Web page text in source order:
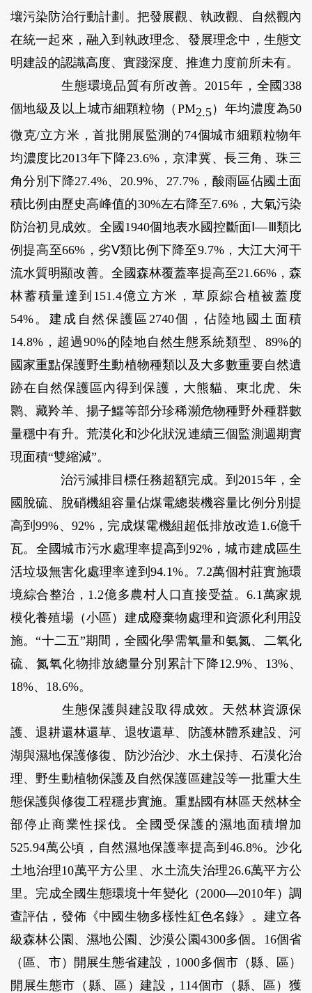
壤污染防治行動計劃。把發展觀、執政觀、自然觀內
在統一起來，融入到執政理念、發展理念中，生態文
明建設的認識高度、實踐深度、推進力度前所未有。
生態環境品質有所改善。2015年，全國338
個地級及以上城市細顆粒物（PM2.5）年均濃度為50
微克/立方米，首批開展監測的74個城市細顆粒物年
均濃度比2013年下降23.6%，京津冀、長三角、珠三
角分別下降27.4%、20.9%、27.7%，酸雨區佔國土面
積比例由歷史高峰值的30%左右降至7.6%，大氣污染
防治初見成效。全國1940個地表水國控斷面Ⅰ—Ⅲ類比
例提高至66%，劣Ⅴ類比例下降至9.7%，大江大河干
流水質明顯改善。全國森林覆蓋率提高至21.66%，森
林蓄積量達到151.4億立方米，草原綜合植被蓋度
54%。建成自然保護區2740個，佔陸地國土面積
14.8%，超過90%的陸地自然生態系統類型、89%的
國家重點保護野生動植物種類以及大多數重要自然遺
跡在自然保護區內得到保護，大熊貓、東北虎、朱
鹮、藏羚羊、揚子鱷等部分珍稀瀕危物種野外種群數
量穩中有升。荒漠化和沙化狀況連續三個監測週期實
現面積“雙縮減”。
治污減排目標任務超額完成。到2015年，全
國脫硫、脫硝機組容量佔煤電總裝機容量比例分別提
高到99%、92%，完成煤電機組超低排放改造1.6億千
瓦。全國城市污水處理率提高到92%，城市建成區生
活垃圾無害化處理率達到94.1%。7.2萬個村莊實施環
境綜合整治，1.2億多農村人口直接受益。6.1萬家規
模化養殖場（小區）建成廢棄物處理和資源化利用設
施。“十二五”期間，全國化學需氧量和氨氮、二氧化
硫、氮氧化物排放總量分別累計下降12.9%、13%、
18%、18.6%。
生態保護與建設取得成效。 天然林資源保
護、退耕還林還草、退牧還草、防護林體系建設、河
湖與濕地保護修復、防沙治沙、水土保持、石漠化治
理、野生動植物保護及自然保護區建設等一批重大生
態保護與修復工程穩步實施。重點國有林區天然林全
部停止商業性採伐。全國受保護的濕地面積增加
525.94萬公頃，自然濕地保護率提高到46.8%。沙化
土地治理10萬平方公里、水土流失治理26.6萬平方公
里。完成全國生態環境十年變化（2000—2010年）調
查評估，發佈《中國生物多樣性紅色名錄》。建立各
級森林公園、濕地公園、沙漠公園4300多個。16個省
（區、市）開展生態省建設，1000多個市（縣、區）
開展生態市（縣、區）建設，114個市（縣、區）獲